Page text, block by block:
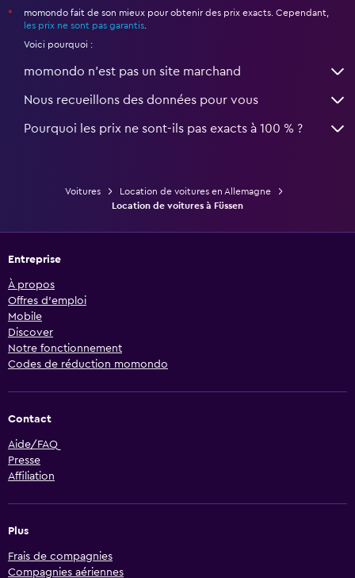
*
momondo fait de son mieux pour obtenir des prix exacts. Cependant,
les prix ne sont pas garantis.
Voici pourquoi :
momondo n'est pas un site marchand
Nous recueillons des données pour vous
Pourquoi les prix ne sont-ils pas exacts à 100 % ?
Voitures
Location de voitures en Allemagne
Location de voitures à Füssen
Entreprise
À propos
Offres d’emploi
Mobile
Discover
Notre fonctionnement
Codes de réduction momondo
Contact
Aide/FAQ
Presse
Affiliation
Plus
Frais de compagnies
Compagnies aériennes